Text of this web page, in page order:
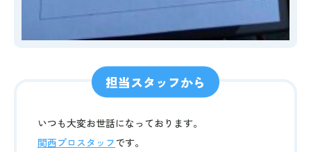
担当スタッフから
いつも大変お世話になっております。
関西プロスタッフです。